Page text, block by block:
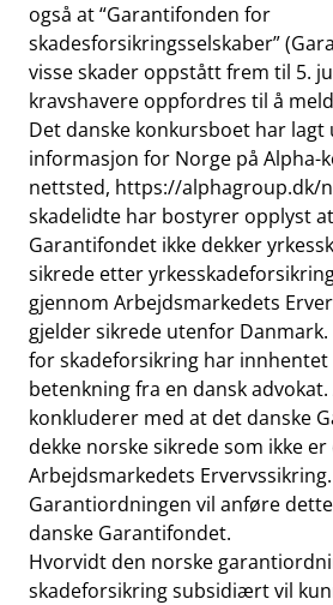
også at “Garantifonden for
skadesforsikringsselskaber”
visse skader oppstått frem til 5.
kravshavere oppfordres til å
Det danske konkursboet har lagt
informasjon for Norge på Alpha-
nettsted, https://alphagroup.dk/
skadelidte har bostyrer opplyst
Garantifondet ikke dekker
sikrede etter
gjennom Arbejdsmarkedets
gjelder sikrede utenfor
for skadeforsikring har
betenkning fra en dansk
konkluderer med at det danske
dekke norske sikrede som ikke
Arbejdsmarkedets
Garantiordningen vil anføre
danske Garantifondet.
Hvorvidt den norske
skadeforsikring subsidiært vil